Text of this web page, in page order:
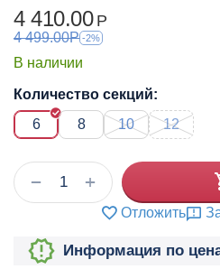
4 410.00 Р
4 499.00Р -2%
В наличии
Количество секций:
6
8 10 12
+
−
Отложить
Информация по